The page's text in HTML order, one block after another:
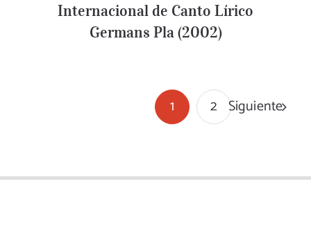
Internacional de Canto Lírico
Germans Pla (2002)
1 2 Siguiente